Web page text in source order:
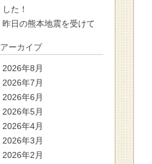
した！
昨日の熊本地震を受けて
アーカイブ
2026年8月
2026年7月
2026年6月
2026年5月
2026年4月
2026年3月
2026年2月